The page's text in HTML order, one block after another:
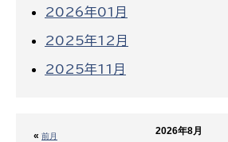
2026年01月
2025年12月
2025年11月
« 前月 2026年8月